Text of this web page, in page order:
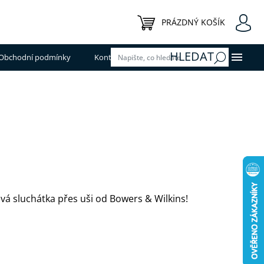
HLEDAT
NÁKUPNÍ KOŠÍK
PRÁZDNÝ KOŠÍK
podmínky
Kontakty
sluchátka přes uši od Bowers & Wilkins!